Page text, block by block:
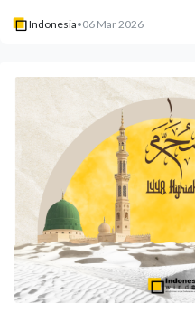
Indonesia•06 Mar 2026